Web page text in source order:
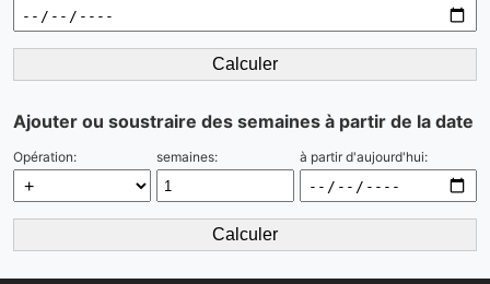
Calculer
Ajouter ou soustraire des semaines à partir de la date
Opération: semaines: à partir d'aujourd'hui:
Calculer